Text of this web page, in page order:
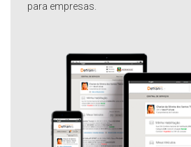
para empresas.